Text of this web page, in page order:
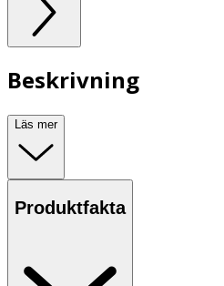
Beskrivning
Läs mer
Produktfakta